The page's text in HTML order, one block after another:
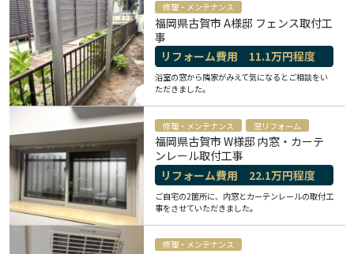
修理・メンテナンス
福岡県古賀市 A様邸 フェンス取付工
事
リフォーム費用 11.1万円程度
浴室の窓から隣家がみえて気になるとご相談をい
ただきました。
修理・メンテナンス 窓リフォーム
福岡県古賀市 W様邸 内窓・カーテ
ンレール取付工事
リフォーム費用 22.1万円程度
ご自宅の2箇所に、内窓とカーテンレールの取付工
事をさせていただきました。
修理・メンテナンス